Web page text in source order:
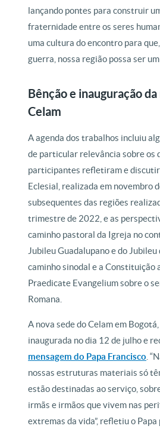
lançando pontes para construir
fraternidade entre os seres
uma cultura do encontro para
guerra, nossa região possa ser um
Bênção e inauguração
Celam
A agenda dos trabalhos incluiu
de particular relevância sobre os
participantes refletiram e
Eclesial, realizada em novembro
subsequentes das regiões
trimestre de 2022, e as
caminho pastoral da Igreja no
Jubileu Guadalupano e do Jubileu
caminho sinodal e a Constituição
Praedicate Evangeliumsobre o
Romana.
A nova sede do Celam em
inaugurada no dia 12 de julho e
mensagem do Papa Francisco .
nossas estruturas materiais só
estão destinadas ao serviço,
irmãs e irmãos que vivem nas
extremas da vida”, refletiu o Papa